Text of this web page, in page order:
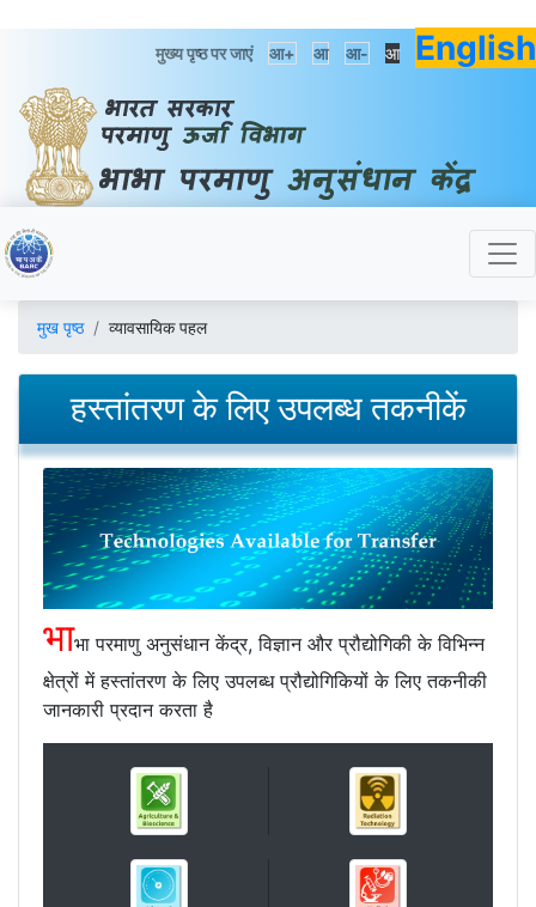
मुख्य पृष्ठ पर जाएं आ+ आ आ- आ English
मुख पृष्ठ व्यावसायिक पहल
हस्तांतरण के लिए उपलब्ध तकनीकें
भाभा परमाणु अनुसंधान केंद्र, विज्ञान और प्रौद्योगिकी के विभिन्न
क्षेत्रों में हस्तांतरण के लिए उपलब्ध प्रौद्योगिकियों के लिए तकनीकी
जानकारी प्रदान करता है